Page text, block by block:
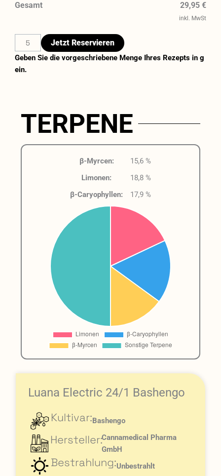
Gesamt 29,95 €
inkl. MwSt
Jetzt Reservieren
Geben Sie die vorgeschriebene Menge Ihres Rezepts in g
ein.
TERPENE
β-Myrcen:
15,6 %
Limonen:
18,8 %
β-Caryophyllen:
17,9 %
Luana Electric 24/1 Bashengo
Kultivar: Bashengo
Hersteller:Cannamedical Pharma
GmbH
Bestrahlung:Unbestrahlt